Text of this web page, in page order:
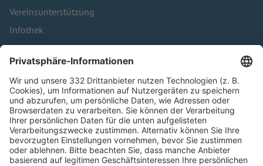
Vereinsunterstützung
Infothek
Kontakt
HÄUFIG BESUCHTE SEITEN
Pässe und Vereinswechsel
Trainerausbildung
Schulungsangebot Vereinsmitarbeiter
BFV-Geschäftsstellen